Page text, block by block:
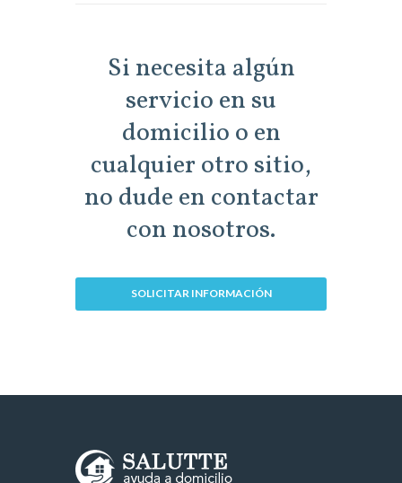
Si necesita algún
servicio en su
domicilio o en
cualquier otro sitio,
no dude en contactar
con nosotros.
SOLICITAR INFORMACIÓN